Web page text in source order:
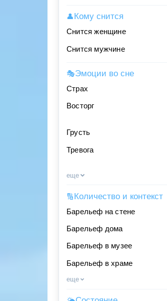
👤 Кому снится
Снится женщине
Снится мужчине
🎭Эмоции во сне
Страх
Восторг
Грусть
Тревога
еще
🔢Количество и контекст
Барельеф на стене
Барельеф дома
Барельеф в музее
Барельеф в храме
еще